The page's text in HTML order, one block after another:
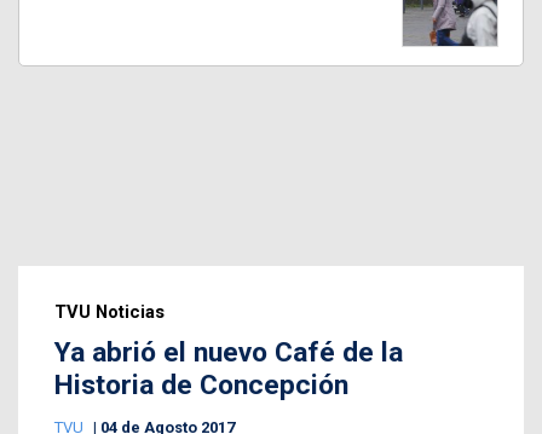
TVU Noticias
Ya abrió el nuevo Café de la
Historia de Concepción
TVU 04 de Agosto 2017